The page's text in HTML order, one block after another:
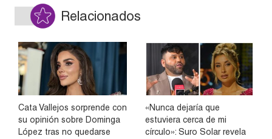
Relacionados
Cata Vallejos sorprende con
su opinión sobre Dominga
López tras no quedarse
«Nunca dejaría que
estuviera cerca de mi
círculo»: Suro Solar revela